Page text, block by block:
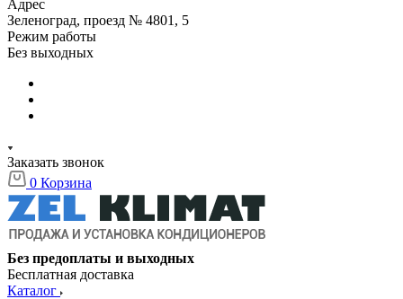
Адрес
Зеленоград, проезд № 4801, 5
Режим работы
Без выходных
Заказать звонок
0 Корзина
Без предоплаты и выходных
Бесплатная доставка
Каталог